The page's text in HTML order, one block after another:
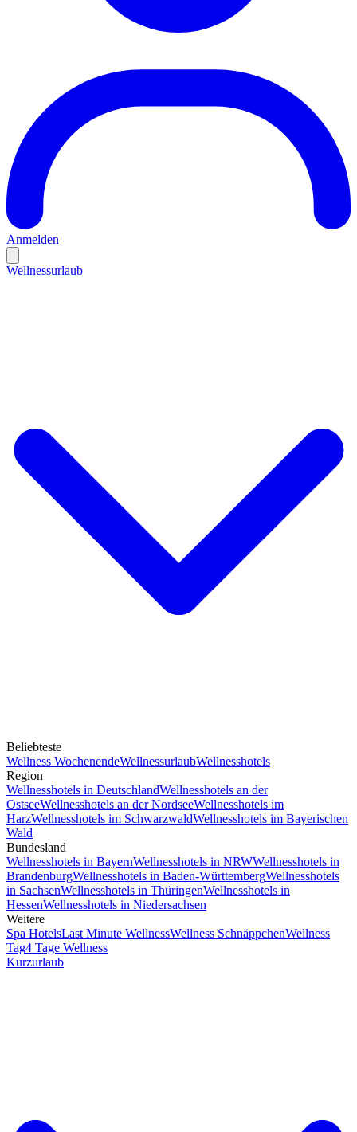
Anmelden
Wellnessurlaub
Beliebteste
Wellness WochenendeWellnessurlaubWellnesshotels
Region
Wellnesshotels in DeutschlandWellnesshotels an der
OstseeWellnesshotels an der NordseeWellnesshotels im
HarzWellnesshotels im SchwarzwaldWellnesshotels im Bayerischen
Wald
Bundesland
Wellnesshotels in BayernWellnesshotels in NRWWellnesshotels in
BrandenburgWellnesshotels in Baden-WürttembergWellnesshotels
in SachsenWellnesshotels in ThüringenWellnesshotels in
HessenWellnesshotels in Niedersachsen
Weitere
Spa HotelsLast Minute WellnessWellness SchnäppchenWellness
Tag4 Tage Wellness
Kurzurlaub